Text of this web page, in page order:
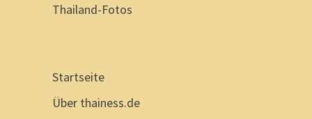
Thailand-Fotos
Startseite
Über thainess.de